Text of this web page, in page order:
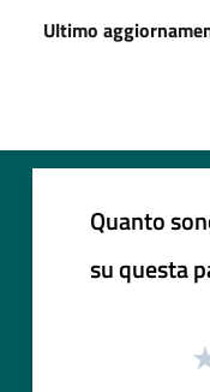
Ultimo
Quanto
su questa